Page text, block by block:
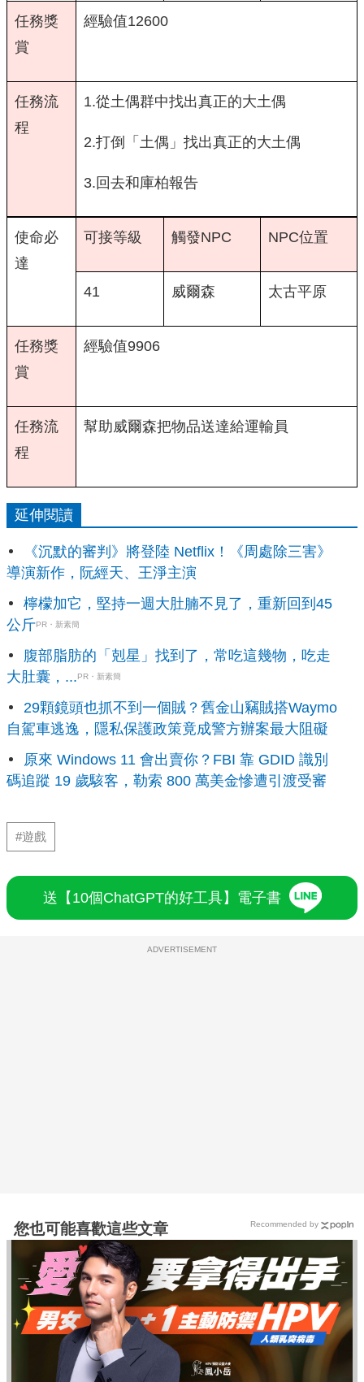
任務獎
賞
經驗值12600
任務流
程
1.從土偶群中找出真正的大土偶
2.打倒「土偶」找出真正的大土偶
3.回去和庫柏報告
使命必
達
可接等級 觸發NPC NPC位置
41 威爾森 太古平原
任務獎
賞
經驗值9906
任務流
程
幫助威爾森把物品送達給運輸員
延伸閱讀
《沉默的審判》將登陸 Netflix！《周處除三害》
導演新作，阮經天、王淨主演
檸檬加它，堅持一週大肚腩不見了，重新回到45
公斤PR・新素簡
腹部脂肪的「剋星」找到了，常吃這幾物，吃走
大肚囊，... PR・新素簡
29顆鏡頭也抓不到一個賊？舊金山竊賊搭Waymo
自駕車逃逸，隱私保護政策竟成警方辦案最大阻礙
原來 Windows 11 會出賣你？FBI 靠 GDID 識別
碼追蹤 19 歲駭客，勒索 800 萬美金慘遭引渡受審
#遊戲
送【10個ChatGPT的好工具】電子書
ADVERTISEMENT
您也可能喜歡這些文章 Recommended by